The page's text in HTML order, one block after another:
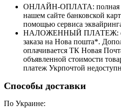
ОНЛАЙН-ОПЛАТА: полная
нашем сайте банковской
помощью сервиса
НАЛОЖЕННЫЙ ПЛАТЕЖ:
заказа на Нова пошта*.
оплачивается ТК Новая
объявленной стоимости
платеж Укрпочтой
Способы доставки
По Украине: